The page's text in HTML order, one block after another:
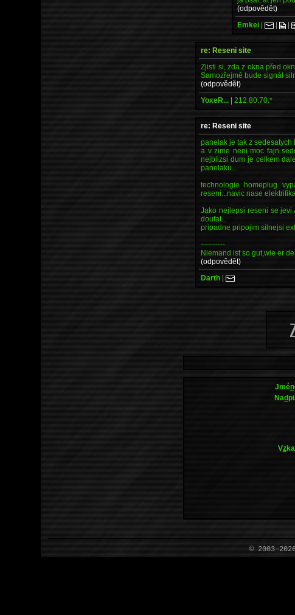
(odpovědět)
Emkei | | |
re: Reseni site
Zjisti si, zda z okna před
Samozřejmě bude signál
(odpovědět)
YoxeR... |212.80.70.*
re: Reseni site
panelak je tak z
a v zime neni moc fajn
nejblizsi dum je celkem
panelaku...
technologie homeplug
reseni...navic nase
Jako nejlepsi reseni se jevi
doufat...
pripadne pripojim silnejsi
----------
Niemand ist so gut,wie er
(odpovědět)
Darth |
Jmén
Nad
Vz
©